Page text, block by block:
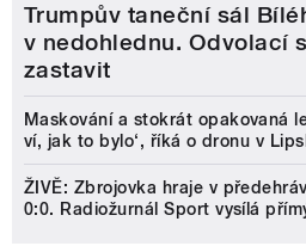
Trumpův taneční sál
v nedohlednu. Odvolací
zastavit
Maskování a stokrát opakovaná
ví, jak to bylo‘, říká o dronu v
ŽIVĚ: Zbrojovka hraje v
0:0. Radiožurnál Sport vysílá